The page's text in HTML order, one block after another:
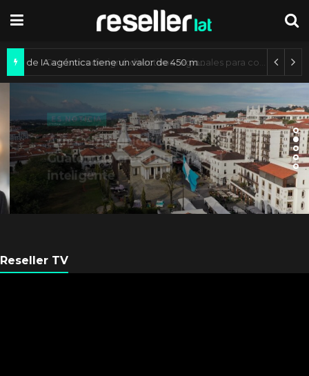
Mercado de IA agéntica tiene un valor de 450 mil millones de dólares
ES NOTICIA
Axis Communications y
Guatemala crean una ciudad
inteligente
Reseller TV